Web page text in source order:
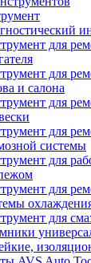
для
для
и салона
для
для
системы
для
для
для